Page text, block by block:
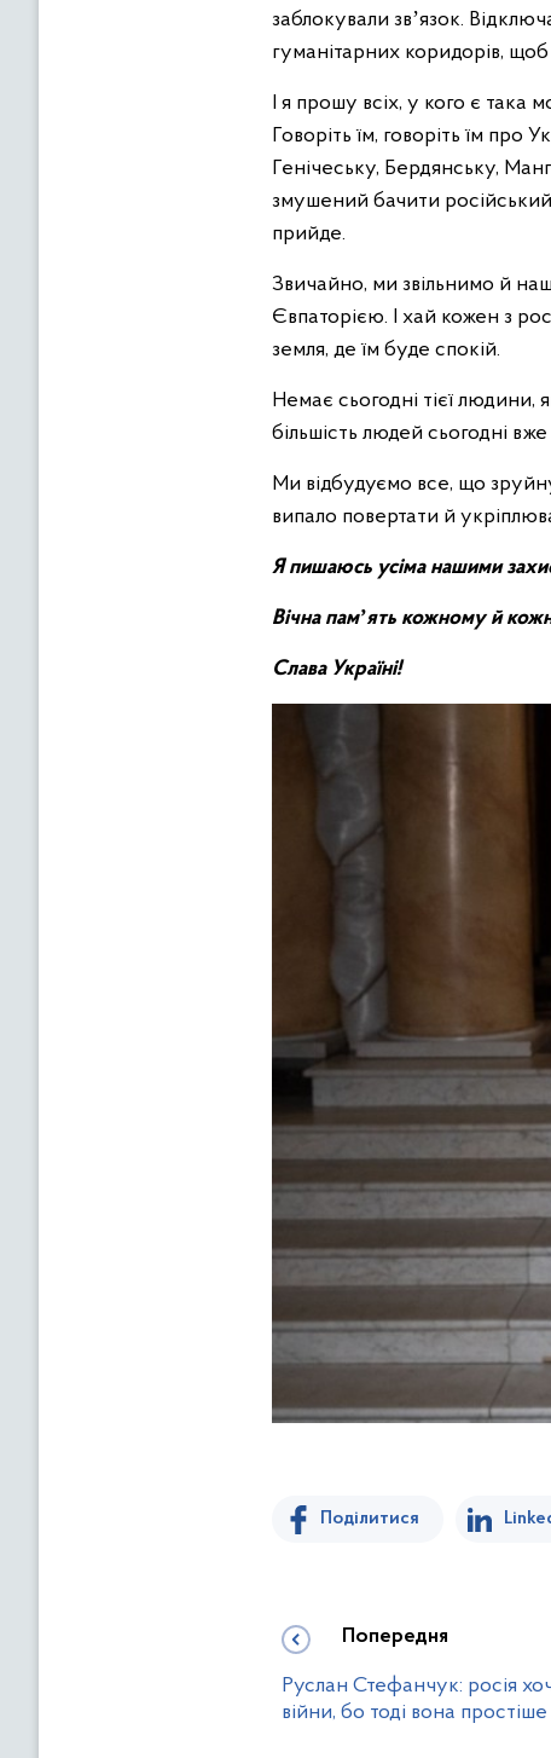
заблокували звʼязок.
гуманітарних коридорів,
І я прошу всіх, у кого є така
Говоріть їм, говоріть їм про
Генічеську, Бердянську,
змушений бачити російський
прийде.
Звичайно, ми звільнимо й
Євпаторією. І хай кожен з
земля, де їм буде спокій.
Немає сьогодні тієї
більшість людей сьогодні
Ми відбудуємо все, що
випало повертати й
Я пишаюсь усіма нашими
Вічна памʼять кожному й
Слава Україні!
Поділитися
Попередня
Руслан Стефанчук: росія
війни, бо тоді вона простіше